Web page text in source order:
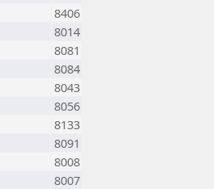
8406
8014
8081
8084
8043
8056
8133
8091
8008
8007